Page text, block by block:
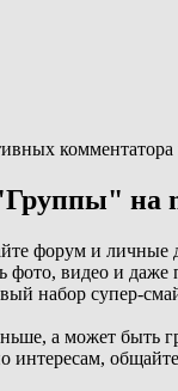
на
форум и личные
фото, видео и
набор супер-
а может быть